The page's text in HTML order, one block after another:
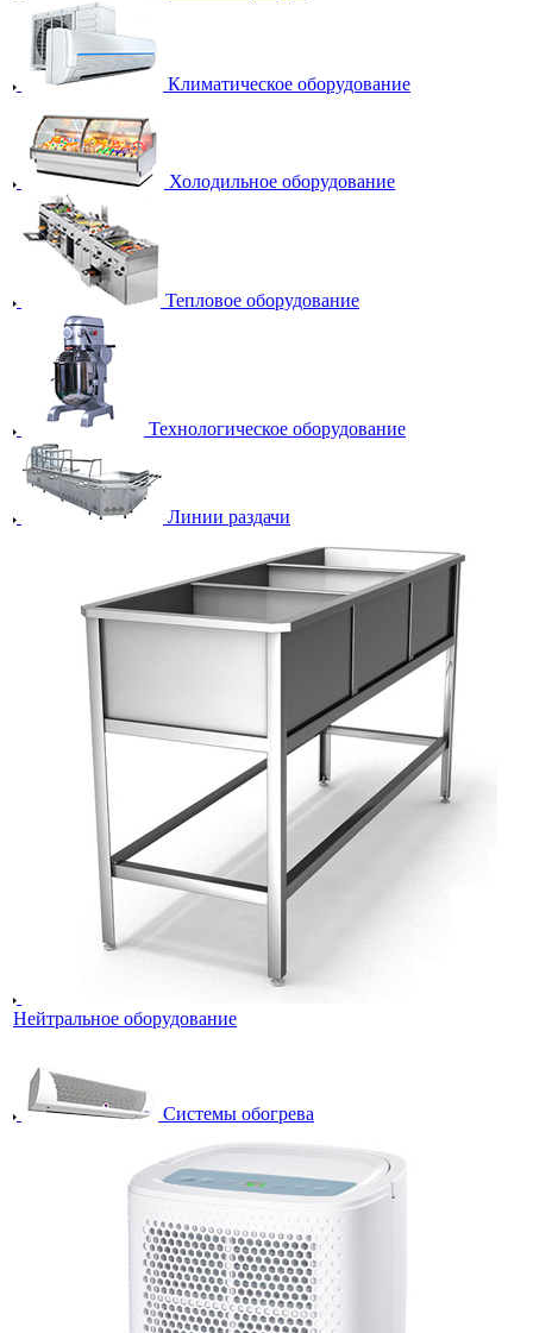
Климатическое оборудование
Холодильное оборудование
Тепловое оборудование
Технологическое оборудование
Линии раздачи
Нейтральное оборудование
Системы обогрева